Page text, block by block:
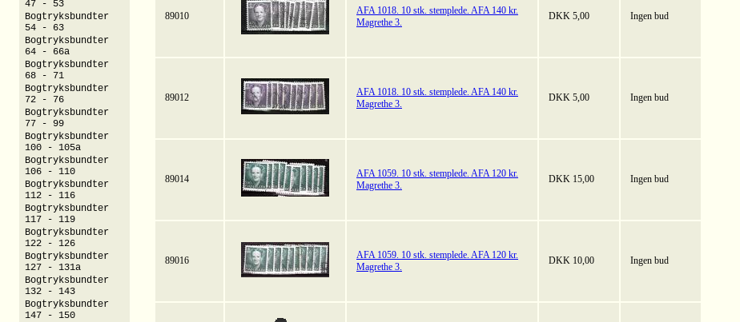
89010
AFA 1018. 10 stk. stemplede. AFA 140 kr.
Magrethe 3.
DKK 5,00 Ingen bud
89012
AFA 1018. 10 stk. stemplede. AFA 140 kr.
Magrethe 3.
DKK 5,00 Ingen bud
89014
AFA 1059. 10 stk. stemplede. AFA 120 kr.
Magrethe 3.
DKK 15,00 Ingen bud
89016
AFA 1059. 10 stk. stemplede. AFA 120 kr.
Magrethe 3.
DKK 10,00 Ingen bud
47 - 53
Bogtryksbundter
54 - 63
Bogtryksbundter
64 - 66a
Bogtryksbundter
68 - 71
Bogtryksbundter
72 - 76
Bogtryksbundter
77 - 99
Bogtryksbundter
100 - 105a
Bogtryksbundter
106 - 110
Bogtryksbundter
112 - 116
Bogtryksbundter
117 - 119
Bogtryksbundter
122 - 126
Bogtryksbundter
127 - 131a
Bogtryksbundter
132 - 143
Bogtryksbundter
147 - 150